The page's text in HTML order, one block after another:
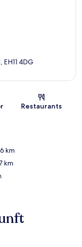
4DG
Restaurants
km
km